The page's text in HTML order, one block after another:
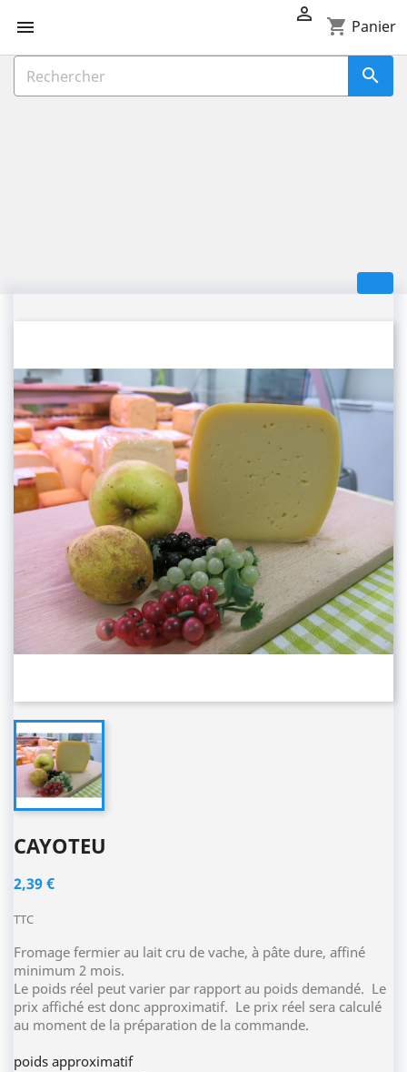
 shopping_cart Panier


CAYOTEU
2,39 €
TTC
Fromage fermier au lait cru de vache, à pâte dure, affiné
minimum 2 mois.
Le poids réel peut varier par rapport au poids demandé. Le
prix affiché est donc approximatif. Le prix réel sera calculé
au moment de la préparation de la commande.
poids approximatif